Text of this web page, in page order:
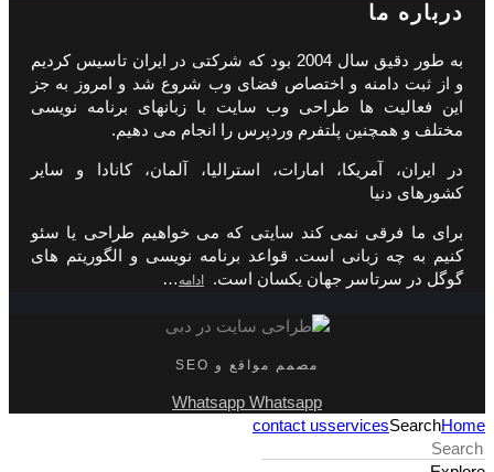
درباره ما
به طور دقیق سال 2004 بود که شرکتی در ایران تاسیس کردیم
و از ثبت دامنه و اختصاص فضای وب شروع شد و امروز به جز
این فعالیت ها طراحی وب سایت با زبانهای برنامه نویسی
مختلف و همچنین پلتفرم وردپرس را انجام می دهیم.
در ایران، آمریکا، امارات، استرالیا، آلمان، کانادا و سایر
کشورهای دنیا
برای ما فرقی نمی کند سایتی که می خواهیم طراحی یا سئو
کنیم به چه زبانی است. قواعد برنامه نویسی و الگوریتم های
گوگل در سرتاسر جهان یکسان است.
ادامه …
مصمم مواقع و SEO
Whatsapp Whatsapp
Home
Search
services
contact us